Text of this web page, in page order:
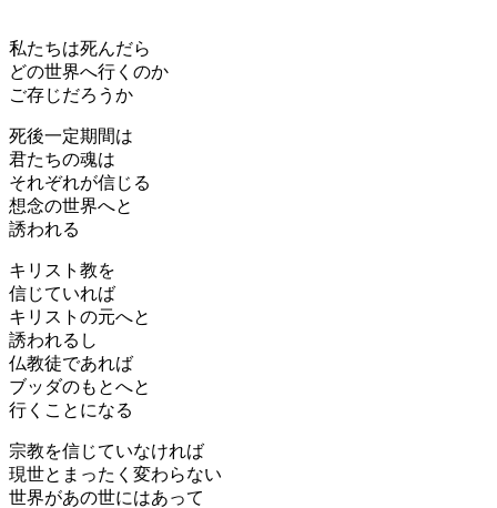
私たちは死んだら
どの世界へ行くのか
ご存じだろうか
死後一定期間は
君たちの魂は
それぞれが信じる
想念の世界へと
誘われる
キリスト教を
信じていれば
キリストの元へと
誘われるし
仏教徒であれば
ブッダのもとへと
行くことになる
宗教を信じていなければ
現世とまったく変わらない
世界があの世にはあって